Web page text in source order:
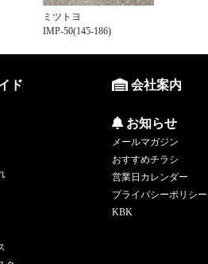
ミツトヨ
IMP-50(145-186)
ド 会社案内
お知らせ
メールマガジン
おすすめチラシ
営業日カレンダー
プライバシーポリシー
KBK